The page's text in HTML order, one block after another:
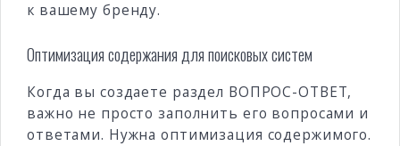
к вашему бренду.
Оптимизация содержания для поисковых систем
Когда вы создаете раздел ВОПРОС-ОТВЕТ,
важно не просто заполнить его вопросами и
ответами. Нужна оптимизация содержимого.